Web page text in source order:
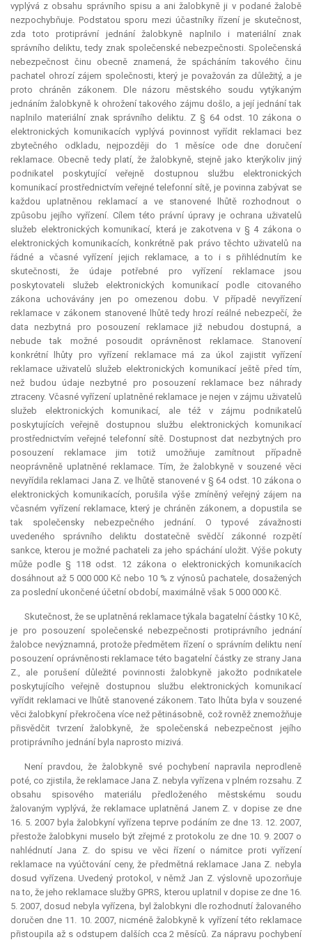
vyplývá z obsahu správního spisu a ani žalobkyně ji v podané žalobě
nezpochybňuje. Podstatou sporu mezi účastníky řízení je skutečnost,
zda toto protiprávní jednání žalobkyně naplnilo i materiální znak
správního deliktu, tedy znak společenské nebezpečnosti. Společenská
nebezpečnost činu obecně znamená, že spácháním takového činu
pachatel ohrozí zájem společnosti, který je považován za důležitý, a je
proto chráněn zákonem. Dle názoru městského soudu vytýkaným
jednáním žalobkyně k ohrožení takového zájmu došlo, a její jednání tak
naplnilo materiální znak správního deliktu. Z § 64 odst. 10 zákona o
elektronických komunikacích vyplývá povinnost vyřídit reklamaci bez
zbytečného odkladu, nejpozději do 1 měsíce ode dne doručení
reklamace. Obecně tedy platí, že žalobkyně, stejně jako kterýkoliv jiný
podnikatel poskytující veřejně dostupnou službu elektronických
komunikací prostřednictvím veřejné telefonní sítě, je povinna zabývat se
každou uplatněnou reklamací a ve stanovené lhůtě rozhodnout o
způsobu jejího vyřízení. Cílem této právní úpravy je ochrana uživatelů
služeb elektronických komunikací, která je zakotvena v § 4 zákona o
elektronických komunikacích, konkrétně pak právo těchto uživatelů na
řádné a včasné vyřízení jejich reklamace, a to i s přihlédnutím ke
skutečnosti, že údaje potřebné pro vyřízení reklamace jsou
poskytovateli služeb elektronických komunikací podle citovaného
zákona uchovávány jen po omezenou dobu. V případě nevyřízení
reklamace v zákonem stanovené lhůtě tedy hrozí reálné nebezpečí, že
data nezbytná pro posouzení reklamace již nebudou dostupná, a
nebude tak možné posoudit oprávněnost reklamace. Stanovení
konkrétní lhůty pro vyřízení reklamace má za úkol zajistit vyřízení
reklamace uživatelů služeb elektronických komunikací ještě před tím,
než budou údaje nezbytné pro posouzení reklamace bez náhrady
ztraceny. Včasné vyřízení uplatněné reklamace je nejen v zájmu uživatelů
služeb elektronických komunikací, ale též v zájmu podnikatelů
poskytujících veřejně dostupnou službu elektronických komunikací
prostřednictvím veřejné telefonní sítě. Dostupnost dat nezbytných pro
posouzení reklamace jim totiž umožňuje zamítnout případně
neoprávněně uplatněné reklamace. Tím, že žalobkyně v souzené věci
nevyřídila reklamaci Jana Z. ve lhůtě stanovené v § 64 odst. 10 zákona o
elektronických komunikacích, porušila výše zmíněný veřejný zájem na
včasném vyřízení reklamace, který je chráněn zákonem, a dopustila se
tak společensky nebezpečného jednání. O typové závažnosti
uvedeného správního deliktu dostatečně svědčí zákonné rozpětí
sankce, kterou je možné pachateli za jeho spáchání uložit. Výše pokuty
může podle § 118 odst. 12 zákona o elektronických komunikacích
dosáhnout až 5 000 000 Kč nebo 10 % z výnosů pachatele, dosažených
za poslední ukončené účetní období, maximálně však 5 000 000 Kč.
Skutečnost, že se uplatněná reklamace týkala bagatelní částky 10 Kč,
je pro posouzení společenské nebezpečnosti protiprávního jednání
žalobce nevýznamná, protože předmětem řízení o správním deliktu není
posouzení oprávněnosti reklamace této bagatelní částky ze strany Jana
Z., ale porušení důležité povinnosti žalobkyně jakožto podnikatele
poskytujícího veřejně dostupnou službu elektronických komunikací
vyřídit reklamaci ve lhůtě stanovené zákonem. Tato lhůta byla v souzené
věci žalobkyní překročena více než pětinásobně, což rovněž znemožňuje
přisvědčit tvrzení žalobkyně, že společenská nebezpečnost jejího
protiprávního jednání byla naprosto mizivá.
Není pravdou, že žalobkyně své pochybení napravila neprodleně
poté, co zjistila, že reklamace Jana Z. nebyla vyřízena v plném rozsahu. Z
obsahu spisového materiálu předloženého městskému soudu
žalovaným vyplývá, že reklamace uplatněná Janem Z. v dopise ze dne
16. 5. 2007 byla žalobkyní vyřízena teprve podáním ze dne 13. 12. 2007,
přestože žalobkyni muselo být zřejmé z protokolu ze dne 10. 9. 2007 o
nahlédnutí Jana Z. do spisu ve věci řízení o námitce proti vyřízení
reklamace na vyúčtování ceny, že předmětná reklamace Jana Z. nebyla
dosud vyřízena. Uvedený protokol, v němž Jan Z. výslovně upozorňuje
na to, že jeho reklamace služby GPRS, kterou uplatnil v dopise ze dne 16.
5. 2007, dosud nebyla vyřízena, byl žalobkyni dle rozhodnutí žalovaného
doručen dne 11. 10. 2007, nicméně žalobkyně k vyřízení této reklamace
přistoupila až s odstupem dalších cca 2 měsíců. Za nápravu pochybení